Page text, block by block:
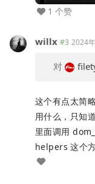
1 个赞
willx #3 2024
对
这个有点太简
用什么，只知
里面调用
helpers 这个